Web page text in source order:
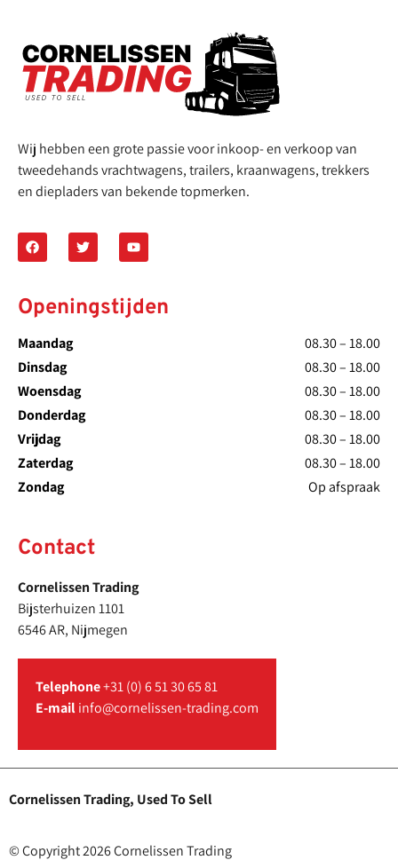
Wij hebben een grote passie voor inkoop- en verkoop van
tweedehands vrachtwagens, trailers, kraanwagens, trekkers
en diepladers van bekende topmerken.
Openingstijden
Maandag
08.30 – 18.00
Dinsdag
08.30 – 18.00
Woensdag
08.30 – 18.00
Donderdag
08.30 – 18.00
Vrijdag
08.30 – 18.00
Zaterdag
08.30 – 18.00
Zondag
Op afspraak
Contact
Cornelissen Trading
Bijsterhuizen 1101
6546 AR, Nijmegen
Telephone+31 (0) 6 51 30 65 81
E-mailinfo@cornelissen-trading.com
Cornelissen Trading, Used To Sell
© Copyright 2026 Cornelissen Trading